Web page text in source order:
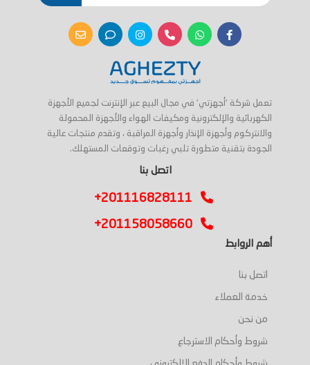
تعمل شركة 'أجهزتي' في مجال البيع عبر الإنترنت لجميع الأجهزة
الكهربائية والإلكترونية ومكيفات الهواء والأجهزة المحمولة
والانتركوم وأجهزة الإنذار وأجهزة المراقبة ، وتقدم منتجات عالية
الجودة بتقنية متطورة تلبي رغبات وتوقعات المستهلك.
اتصل بنا
+201116828111
+201158058660
أهم الروابط
اتصل بنا
خدمة العملاء
من نحن
شروط وأحكام الاسترجاع